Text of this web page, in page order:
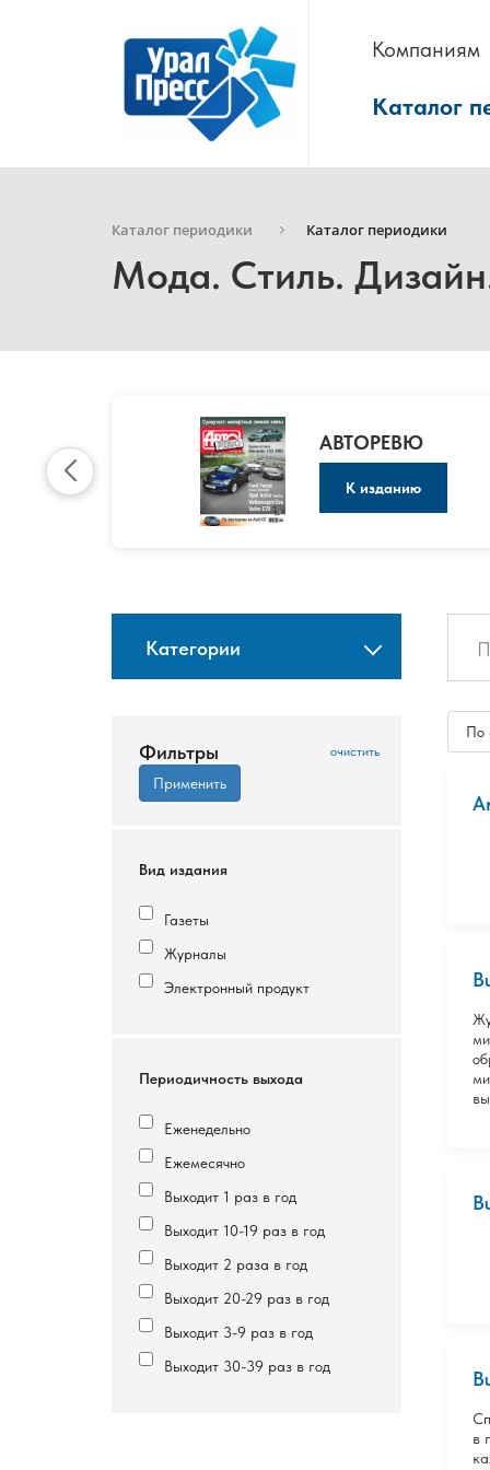
Компаниям
Каталог
Каталог периодики Каталог периодики
Мода. Стиль.
АВТОРЕВЮ
К изданию
Категории
Фильтры
Вид издания
Газеты
Журналы
Электронный продукт
Периодичность выхода
Еженедельно
Ежемесячно
Выходит 1 раз в год
Выходит 10-19 раз в год
Выходит 2 раза в год
Выходит 20-29 раз в год
Выходит 3-9 раз в год
Выходит 30-39 раз в год
По
в